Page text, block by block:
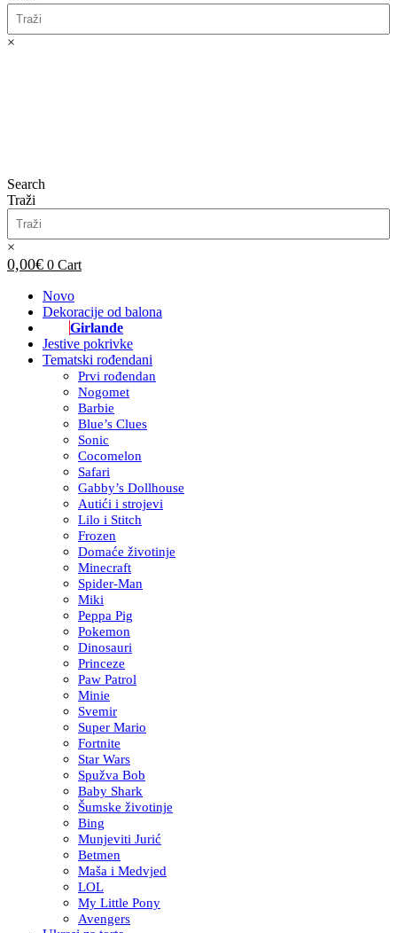
×
Search
Traži
×
0,00€ 0 Cart
Novo
Dekoracije od balona
Girlande
Jestive pokrivke
Tematski rođendani
Prvi rođendan
Nogomet
Barbie
Blue’s Clues
Sonic
Cocomelon
Safari
Gabby’s Dollhouse
Autići i strojevi
Lilo i Stitch
Frozen
Domaće životinje
Minecraft
Spider-Man
Miki
Peppa Pig
Pokemon
Dinosauri
Princeze
Paw Patrol
Minie
Svemir
Super Mario
Fortnite
Star Wars
Spužva Bob
Baby Shark
Šumske životinje
Bing
Munjeviti Jurić
Betmen
Maša i Medvjed
LOL
My Little Pony
Avengers